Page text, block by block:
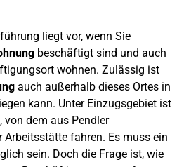
liegt vor, wenn Sie
beschäftigt sind und auch
wohnen. Zulässig ist
auch außerhalb dieses Ortes in
kann. Unter Einzugsgebiet ist
von dem aus Pendler
Arbeitsstätte fahren. Es muss ein
sein. Doch die Frage ist, wie